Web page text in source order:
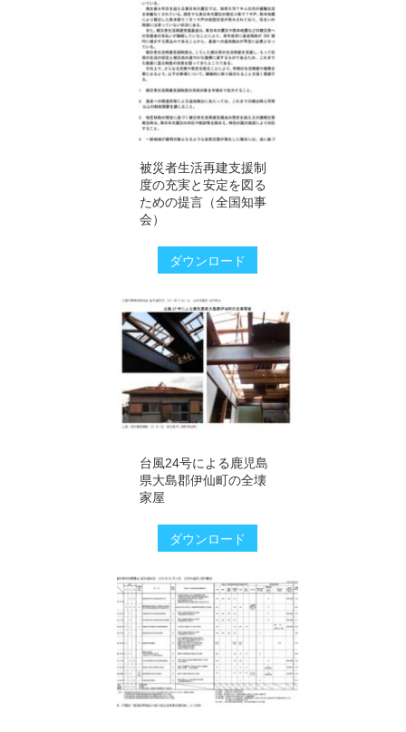
被災者生活再建支援制
度の充実と安定を図る
ための提言（全国知事
会）
ダウンロード
台風24号による鹿児島
県大島郡伊仙町の全壊
家屋
ダウンロード